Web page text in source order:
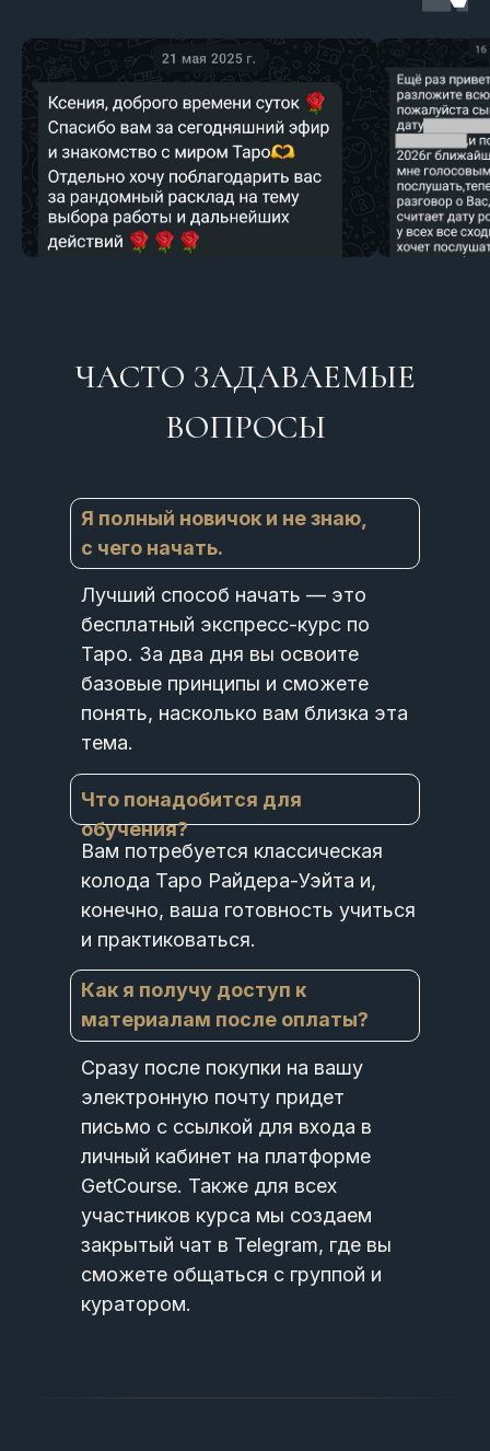
ЧАСТО ЗАДАВАЕМЫЕ
ВОПРОСЫ
Я полный новичок и не знаю,
с чего начать.
Что понадобится для
обучения?
Как я получу доступ к
материалам после оплаты?
Лучший способ начать — это
бесплатный экспресс-курс по
Таро. За два дня вы освоите
базовые принципы и сможете
понять, насколько вам близка эта
тема.
Вам потребуется классическая
колода Таро Райдера-Уэйта и,
конечно, ваша готовность учиться
и практиковаться.
Сразу после покупки на вашу
электронную почту придет
письмо с ссылкой для входа в
личный кабинет на платформе
GetCourse. Также для всех
участников курса мы создаем
закрытый чат в Telegram, где вы
сможете общаться с группой и
куратором.